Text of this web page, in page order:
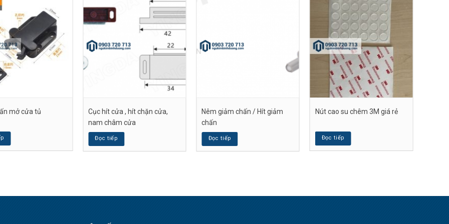
mở cửa tủ
Cục hít cửa , hít chặn cửa,
nam châm cửa
Đọc tiếp
Nêm giảm chấn / Hít giảm
chấn
Đọc tiếp
Nút cao su chêm 3M giá rẻ
Đọc tiếp